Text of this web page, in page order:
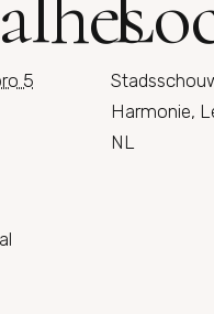
5
Harmonie,
NL